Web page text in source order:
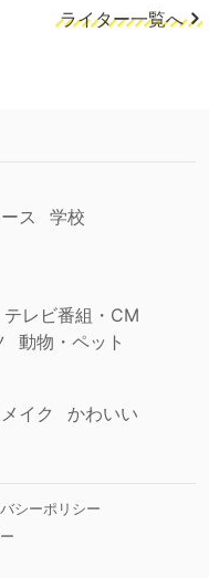
ライター一覧へ
ス
学校
テレビ番組・CM
動物・ペット
イク かわいい
シーポリシー